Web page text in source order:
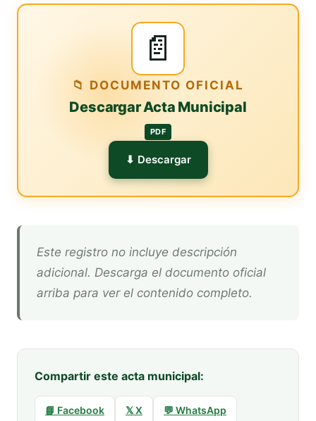
📄
📁 DOCUMENTO OFICIAL
Descargar Acta Municipal
PDF
⬇ Descargar
Este registro no incluye descripción
adicional. Descarga el documento oficial
arriba para ver el contenido completo.
Compartir este acta municipal:
📘 Facebook 𝕏 X 💬 WhatsApp